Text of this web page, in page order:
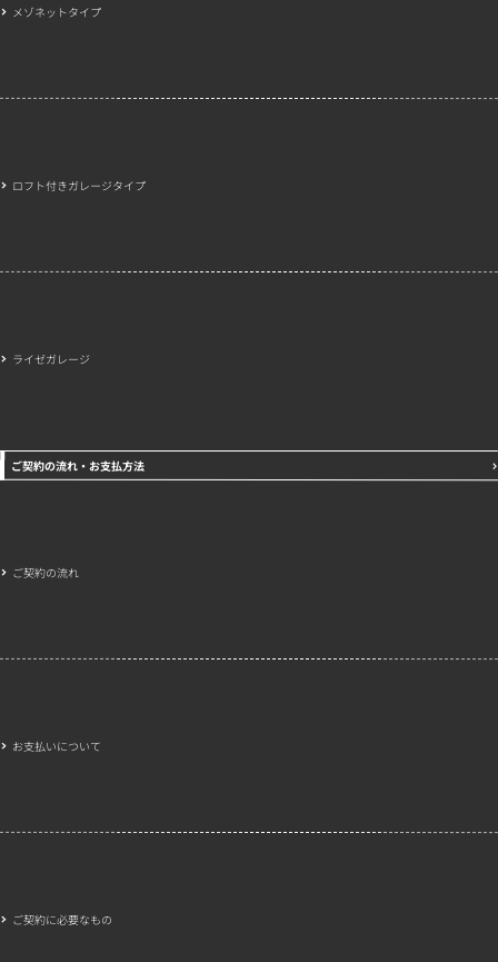
メゾネットタイプ
ロフト付きガレージタイプ
ライゼガレージ
ご契約の流れ・お支払方法
ご契約の流れ
お支払いについて
ご契約に必要なもの